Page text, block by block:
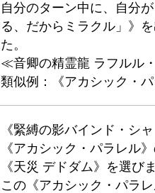
自分のターン中に、自分
る、だからミラクル」》
た。
≪音卿の精霊龍 ラフルル
類似例：《アカシック・パ
《緊縛の影バインド・シ
《アカシック・パラレル
《天災 デドダム》を選び
この《アカシック・パラ